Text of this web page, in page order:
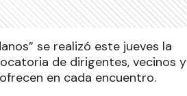
se realizó este jueves la
de dirigentes, vecinos y
en cada encuentro.